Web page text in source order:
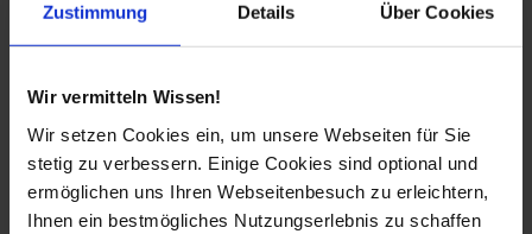
Zustimmung Details Über Cookies
Wir vermitteln Wissen!
Wir setzen Cookies ein, um unsere Webseiten für Sie
stetig zu verbessern. Einige Cookies sind optional und
ermöglichen uns Ihren Webseitenbesuch zu erleichtern,
Ihnen ein bestmögliches Nutzungserlebnis zu schaffen